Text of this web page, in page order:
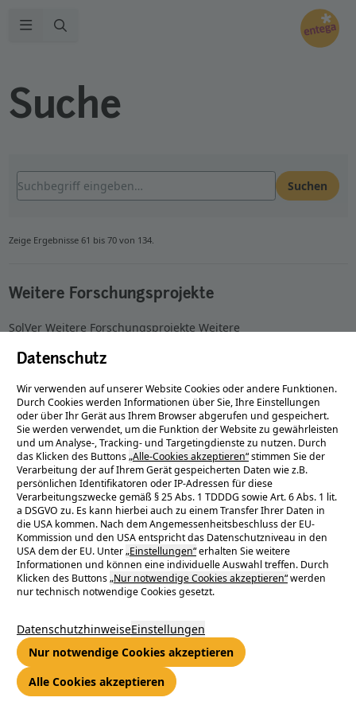
Datenschutz
Wir verwenden auf unserer Website Cookies oder andere Funktionen.
Durch Cookies werden Informationen über Sie, Ihre Einstellungen
oder über Ihr Gerät aus Ihrem Browser abgerufen und gespeichert.
Sie werden verwendet, um die Funktion der Website zu gewährleisten
und um Analyse-, Tracking- und Targetingdienste zu nutzen. Durch
das Klicken des Buttons„Alle-Cookies akzeptieren“stimmen Sie der
Verarbeitung der auf Ihrem Gerät gespeicherten Daten wie z.B.
persönlichen Identifikatoren oder IP-Adressen für diese
Verarbeitungszwecke gemäß § 25 Abs. 1 TDDDG sowie Art. 6 Abs. 1 lit.
a DSGVO zu. Es kann hierbei auch zu einem Transfer Ihrer Daten in
die USA kommen. Nach dem Angemessenheitsbeschluss der EU-
Kommission und den USA entspricht das Datenschutzniveau in den
USA dem der EU. Unter„Einstellungen“erhalten Sie weitere
Informationen und können eine individuelle Auswahl treffen. Durch
Klicken des Buttons„Nur notwendige Cookies akzeptieren“werden
nur technisch notwendige Cookies gesetzt.
DatenschutzhinweiseEinstellungen
Nur notwendige Cookies akzeptieren
Alle Cookies akzeptieren
Suche
Suchen
Zeige Ergebnisse 61 bis 70 von 134.
Weitere Forschungsprojekte
SolVer Weitere Forschungsprojekte Weitere
engagiert sich die…
Solarpark Leiwen-Sonnenberg
Geschäftsfelder Erzeugung Sonnenenergie Solarpark Leiwen-
Sonnenberg Solarpark Leiwen-Sonnenberg In der Nähe von
Trier…
Solarpark Lampertheim
Geschäftsfelder Erzeugung Sonnenenergie Solarpark
Lampertheim Solarpark Lampertheim Ende 2024 wurde der
von der GGEW AG…
Barrierefreiheit
Erklärung zur Barrierefreiheit Diese Erklärung zur
Barrierefreiheit gilt für die Webseite der ENTEGA AG unter…